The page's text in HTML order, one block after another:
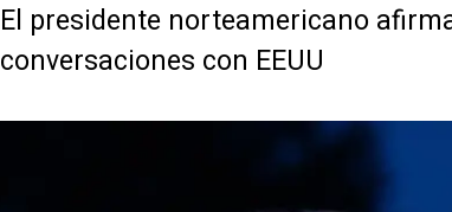
El presidente norteamericano
conversaciones con EEUU